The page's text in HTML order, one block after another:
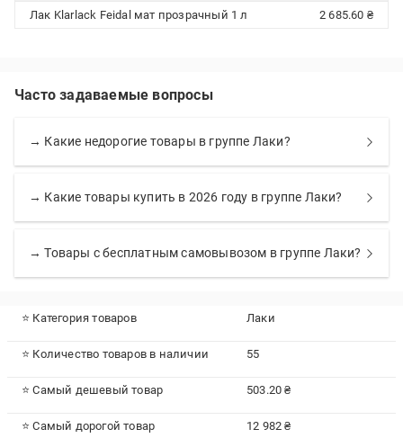
Лак Klarlack Feidal мат прозрачный 1 л 2 685.60 ₴
Часто задаваемые вопросы
→ Какие недорогие товары в группе Лаки?
→ Какие товары купить в 2026 году в группе Лаки?
→ Товары с бесплатным самовывозом в группе Лаки?
⭐ Категория товаров Лаки
⭐ Количество товаров в наличии 55
⭐ Самый дешевый товар 503.20 ₴
⭐ Самый дорогой товар 12 982 ₴